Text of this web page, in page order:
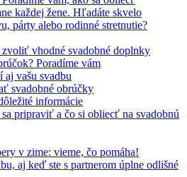
každej žene. Hľadáte skvelo
párty alebo rodinné stretnutie?
vhodné svadobné doplnky
Poradíme vám
aj vašu svadbu
svadobné obrúčky
informácie
pripraviť a čo si obliecť na svadobnú
v zime: vieme, čo pomáha!
aj keď ste s partnerom úplne odlišné